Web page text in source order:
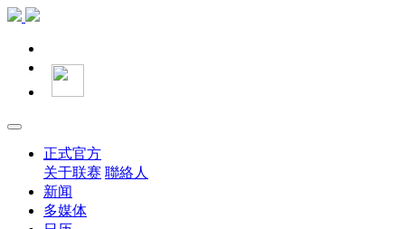
正式官方
关于联赛 聯絡人
新闻
多媒体